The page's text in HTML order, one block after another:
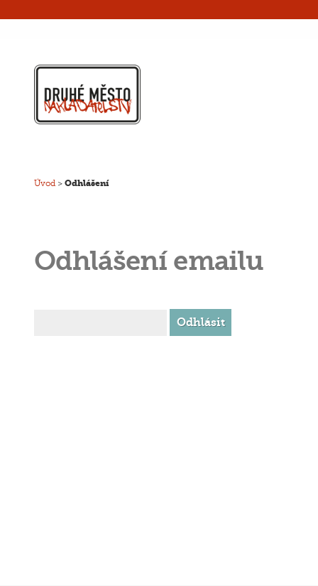
Úvod > Odhlášení
Odhlášení emailu